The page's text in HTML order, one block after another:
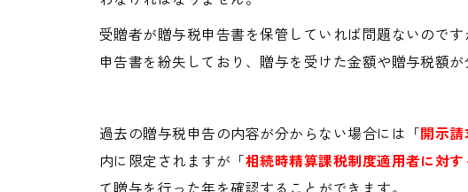
受贈者が贈与税申告書を保管していれば問題ないので
申告書を紛失しており、贈与を受けた金額や贈与税額が
過去の贈与税申告の内容が分からない場合には「開示請
内に限定されますが「相続時精算課税制度適用者に対
て贈与を行った年を確認することができます。